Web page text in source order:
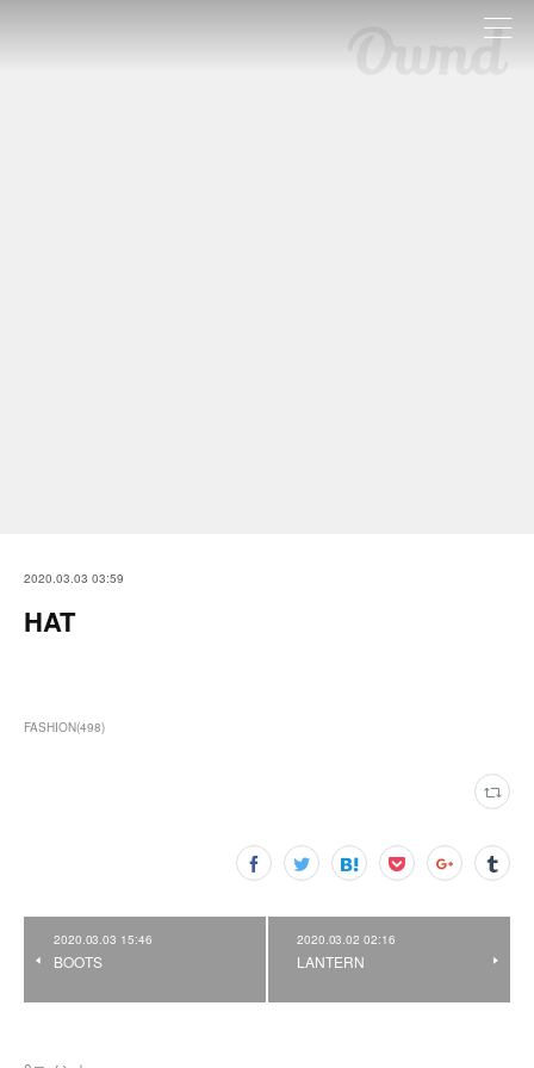
2020.03.03 03:59
HAT
FASHION(498)
2020.03.03 15:46
BOOTS
2020.03.02 02:16
LANTERN